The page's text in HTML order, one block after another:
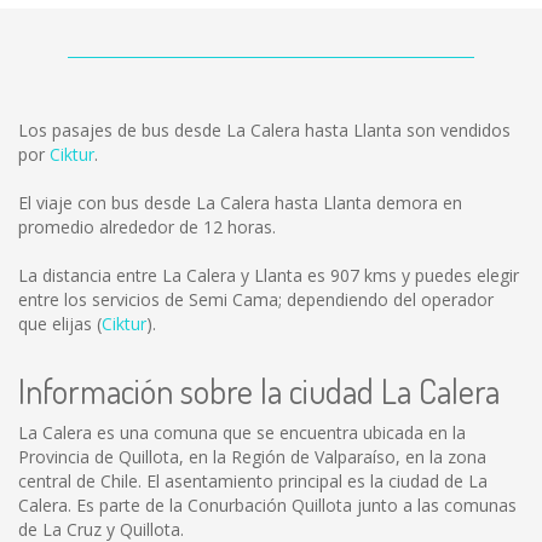
Los pasajes de bus desde La Calera hasta Llanta son vendidos
por Ciktur.
El viaje con bus desde La Calera hasta Llanta demora en
promedio alrededor de 12 horas.
La distancia entre La Calera y Llanta es 907 kms y puedes elegir
entre los servicios de Semi Cama; dependiendo del operador
que elijas (Ciktur).
Información sobre la ciudad La Calera
La Calera es una comuna que se encuentra ubicada en la
Provincia de Quillota, en la Región de Valparaíso, en la zona
central de Chile. El asentamiento principal es la ciudad de La
Calera. Es parte de la Conurbación Quillota junto a las comunas
de La Cruz y Quillota.